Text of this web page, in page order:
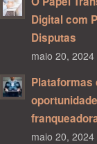
Digital com
Disputas
maio 20,
Plataformas
maio 20,